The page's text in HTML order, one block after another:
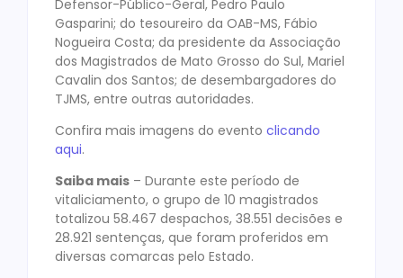
Defensor-Público-Geral, Pedro Paulo
Gasparini; do tesoureiro da OAB-MS, Fábio
Nogueira Costa; da presidente da Associação
dos Magistrados de Mato Grosso do Sul, Mariel
Cavalin dos Santos; de desembargadores do
TJMS, entre outras autoridades.
Confira mais imagens do evento clicando
aqui.
Saiba mais – Durante este período de
vitaliciamento, o grupo de 10 magistrados
totalizou 58.467 despachos, 38.551 decisões e
28.921 sentenças, que foram proferidos em
diversas comarcas pelo Estado.